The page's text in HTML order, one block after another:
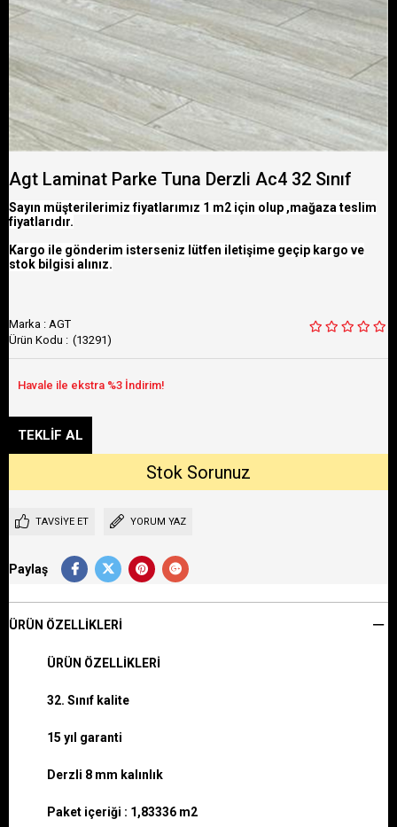
Agt Laminat Parke Tuna Derzli Ac4 32 Sınıf
Sayın müşterilerimiz fiyatlarımız 1 m2 için olup ,mağaza teslim
fiyatlarıdır.
Kargo ile gönderim isterseniz lütfen iletişime geçip kargo ve
stok bilgisi alınız.
Marka : AGT
(13291)
TAVSIYE ET YORUM YAZ
Paylaş
ÜRÜN ÖZELLIKLERI
ÜRÜN ÖZELLİKLERİ
32. Sınıf kalite
15 yıl garanti
Derzli 8 mm kalınlık
Paket içeriği : 1,83336 m2